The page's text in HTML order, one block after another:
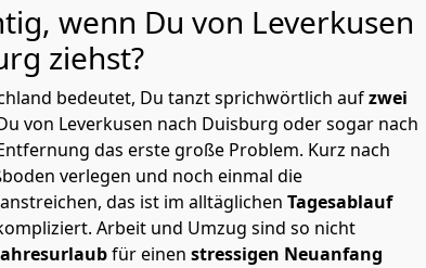
wenn Du von Leverkusen
ziehst?
bedeutet, Du tanzt sprichwörtlich aufzwei
von Leverkusen nach Duisburg oder sogar nach
das erste große Problem. Kurz nach
verlegen und noch einmal die
das ist im alltäglichen Tagesablauf
Arbeit und Umzug sind so nicht
für einen stressigen Neuanfang